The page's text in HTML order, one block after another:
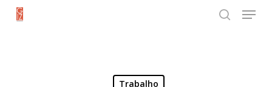
Skip
Menu
Trabalho